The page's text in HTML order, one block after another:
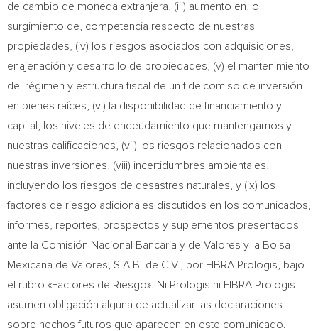
de cambio de moneda extranjera, (iii) aumento en, o
surgimiento de, competencia respecto de nuestras
propiedades, (iv) los riesgos asociados con adquisiciones,
enajenación y desarrollo de propiedades, (v) el mantenimiento
del régimen y estructura fiscal de un fideicomiso de inversión
en bienes raíces, (vi) la disponibilidad de financiamiento y
capital, los niveles de endeudamiento que mantengamos y
nuestras calificaciones, (vii) los riesgos relacionados con
nuestras inversiones, (viii) incertidumbres ambientales,
incluyendo los riesgos de desastres naturales, y (ix) los
factores de riesgo adicionales discutidos en los comunicados,
informes, reportes, prospectos y suplementos presentados
ante la Comisión Nacional Bancaria y de Valores y la Bolsa
Mexicana de Valores, S.A.B. de C.V., por FIBRA Prologis, bajo
el rubro «Factores de Riesgo». Ni Prologis ni FIBRA Prologis
asumen obligación alguna de actualizar las declaraciones
sobre hechos futuros que aparecen en este comunicado.